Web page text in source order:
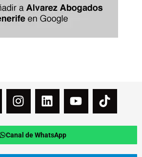
Canal de WhatsApp